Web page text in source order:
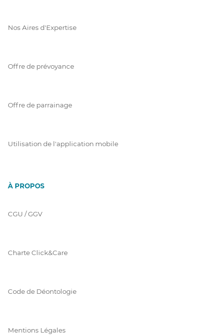
Nos Aires d'Expertise
Offre de prévoyance
Offre de parrainage
Utilisation de l'application mobile
À PROPOS
CGU / GGV
Charte Click&Care
Code de Déontologie
Mentions Légales